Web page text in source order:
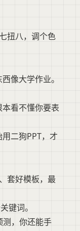
扭八，调个色
像大学作业。
看不懂你要表
二狗PPT，才
套好模板，最
键词。
测，你还能手